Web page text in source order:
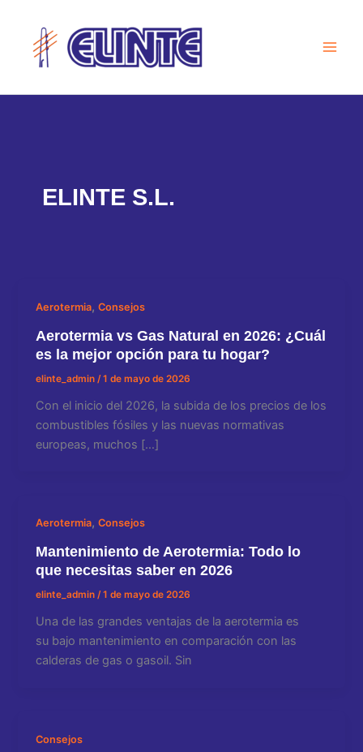
contenido
ELINTE S.L.
Aerotermia,Consejos
Aerotermia vs Gas Natural en 2026: ¿Cuál
es la mejor opción para tu hogar?
elinte_admin /1 de mayo de 2026
Con el inicio del 2026, la subida de los precios de los
combustibles fósiles y las nuevas normativas
europeas, muchos […]
Aerotermia,Consejos
Mantenimiento de Aerotermia: Todo lo
que necesitas saber en 2026
elinte_admin/1 de mayo de 2026
Una de las grandes ventajas de la aerotermia es
su bajo mantenimiento en comparación con las
calderas de gas o gasoil. Sin
Consejos